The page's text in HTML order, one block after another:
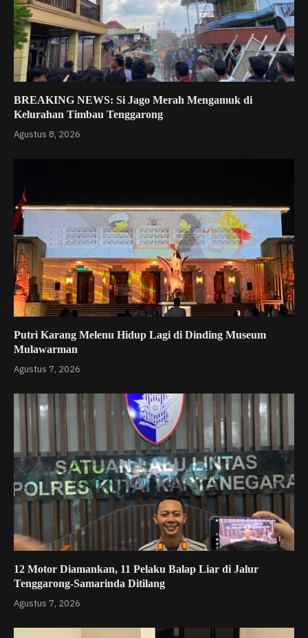
BREAKING NEWS: Si Jago Merah Mengamuk di
Kelurahan Timbau Tenggarong
Agustus 8, 2026
Putri Karang Melenu Hidup Lagi di Dinding Museum
Mulawarman
Agustus 7, 2026
12 Motor Diamankan, 11 Pelaku Balap Liar di Jalur
Tenggarong-Samarinda Ditilang
Agustus 7, 2026